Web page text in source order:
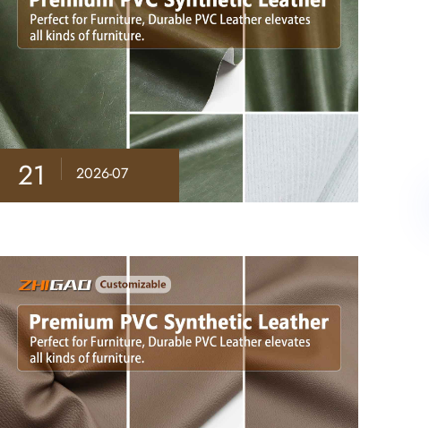
21 2026-07